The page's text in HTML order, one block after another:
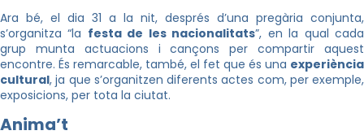
Ara bé, el dia 31 a la nit, després d’una pregària conjunta,
s’organitza “la festa de les nacionalitats”, en la qual cada
grup munta actuacions i cançons per compartir aquest
encontre. És remarcable, també, el fet que és una experiència
cultural, ja que s’organitzen diferents actes com, per exemple,
exposicions, per tota la ciutat.
Anima’t